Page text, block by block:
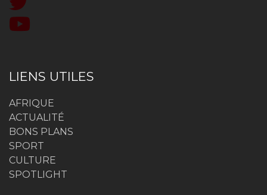
LIENS UTILES
AFRIQUE
ACTUALITÉ
BONS PLANS
SPORT
CULTURE
SPOTLIGHT